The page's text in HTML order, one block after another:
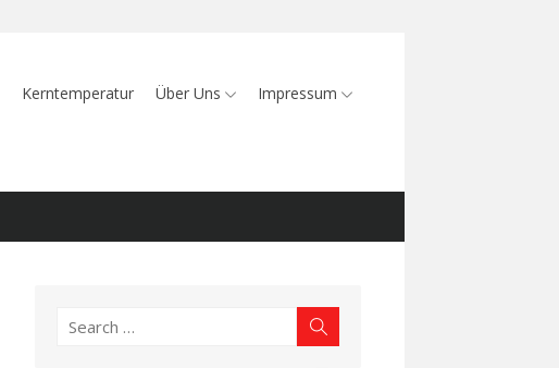
Kerntemperatur Über Uns Impressum
Search